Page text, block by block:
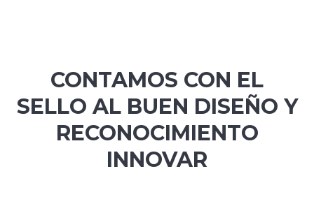
CONTAMOS CON EL
SELLO AL BUEN DISEÑO Y
RECONOCIMIENTO
INNOVAR